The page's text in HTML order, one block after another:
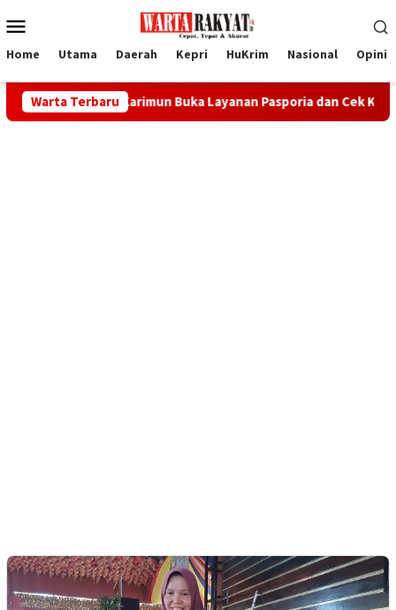
ke
Mobile
Home Utama Daerah Kepri HuKrim Nasional Opini
Warta Terbaru
Imigrasi Karimun Buka Layanan Pasporia dan Cek Kesehatan